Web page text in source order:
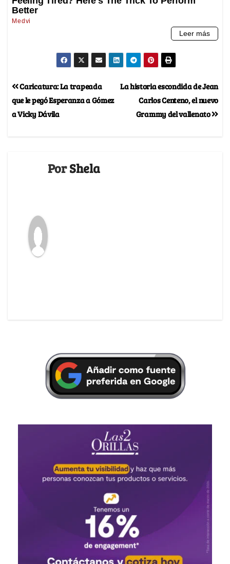
La historia escondida de Jean
Carlos Centeno, el nuevo
Grammy del vallenato
Caricatura: La trapeada
que le pegó Esperanza a Gómez
a Vicky Dávila
PorShela